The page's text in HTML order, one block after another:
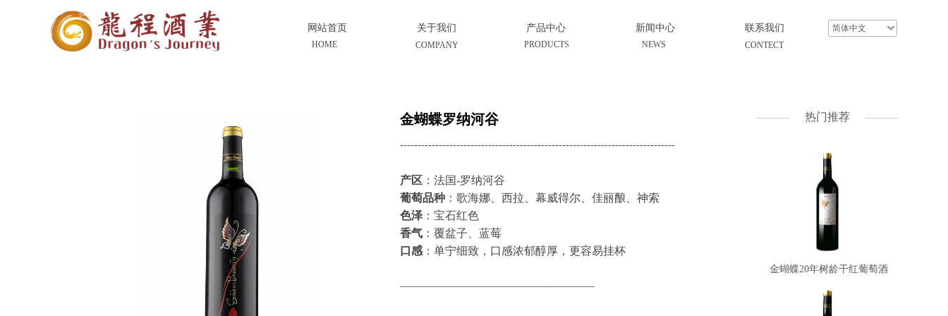
HOME PRODUCTS NEWS CONTECT
简体中文
COMPANY
网站首页 关于我们 产品中心 新闻中心 联系我们
金蝴蝶罗纳河谷
------------------------------------------------------------------------------
产区 ：法国-罗纳河谷
葡萄品种 ：歌海娜、西拉、幕威得尔、佳丽酿、神索
色泽 ：宝石红色
香气 ：覆盆子、蓝莓
口感 ：单宁细致，口感浓郁醇厚，更容易挂杯
---------------------------------------------------------------------
热门推荐
金蝴蝶20年树龄干红葡萄酒